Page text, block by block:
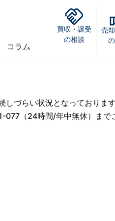
コラム
買収・譲受
の相談
売
しづらい状況となっておりま
077（24時間/年中無休）まで